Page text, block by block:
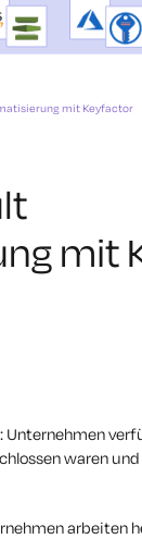
mit Keyfactor
mit
waren
arbeiten